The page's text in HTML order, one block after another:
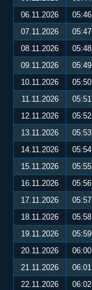
06.11.2026
05:46
07.11.2026
05:47
08.11.2026
05:48
09.11.2026
05:49
10.11.2026
05:50
11.11.2026
05:51
12.11.2026
05:52
13.11.2026
05:53
14.11.2026
05:54
15.11.2026
05:55
16.11.2026
05:56
17.11.2026
05:57
18.11.2026
05:58
19.11.2026
05:59
20.11.2026
06:00
21.11.2026
06:01
22.11.2026
06:02